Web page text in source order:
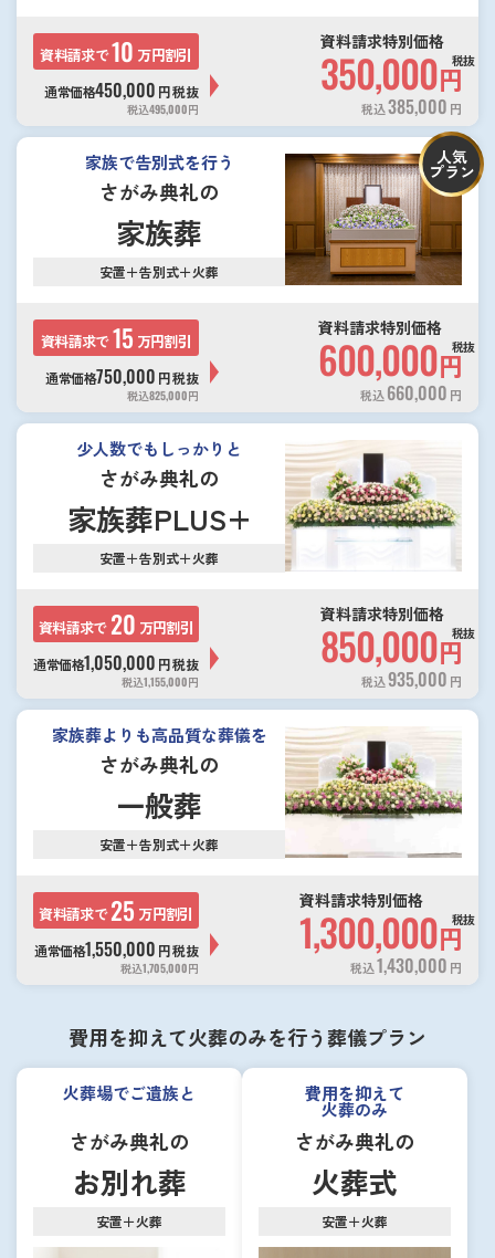
資料請求で10 万円割引
通常価格450,000 円税抜
税込495,000円
資料請求特別価格
350,000円
税抜
税込385,000 円
家族で告別式を行う
さがみ典礼の
家族葬
安置＋告別式＋火葬
人気
プラン
資料請求で15 万円割引
通常価格750,000 円税抜
税込825,000円
資料請求特別価格
600,000円
税抜
税込660,000 円
少人数でもしっかりと
さがみ典礼の
家族葬PLUS+
安置＋告別式＋火葬
資料請求で 20 万円割引
通常価格1,050,000 円税抜
税込1,155,000円
資料請求特別価格
850,000円
税抜
税込935,000 円
家族葬よりも高品質な葬儀を
さがみ典礼の
一般葬
安置＋告別式＋火葬
資料請求で 25 万円割引
通常価格1,550,000 円税抜
税込1,705,000円
資料請求特別価格
1,300,000円
税抜
税込1,430,000 円
費用を抑えて火葬のみを行う葬儀プラン
火葬場でご遺族と
さがみ典礼の
お別れ葬
安置＋火葬
費用を抑えて
火葬のみ
さがみ典礼の
火葬式
安置＋火葬